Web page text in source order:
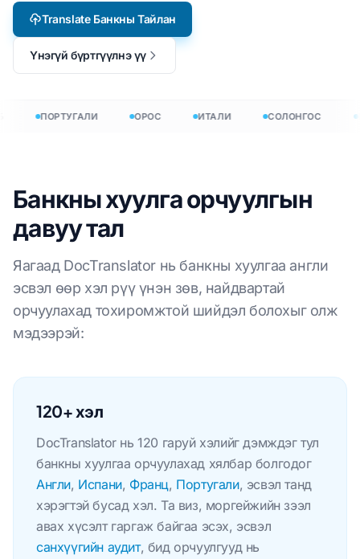
Translate Банкны Тайлан
Үнэгүй бүртгүүлнэ үү
ПОРТУГАЛИ ОРОС ИТАЛИ СОЛОНГОС
Банкны хуулга орчуулгын
давуу тал
Яагаад DocTranslator нь банкны хуулгаа англи
эсвэл өөр хэл рүү үнэн зөв, найдвартай
орчуулахад тохиромжтой шийдэл болохыг олж
мэдээрэй:
120+ хэл
DocTranslator нь 120 гаруй хэлийг дэмждэг тул
банкны хуулгаа орчуулахад хялбар болгодог
Англи, Испани, Франц, Португали, эсвэл танд
хэрэгтэй бусад хэл. Та виз, моргейжийн зээл
авах хүсэлт гаргаж байгаа эсэх, эсвэл
санхүүгийн аудит, бид орчуулгууд нь